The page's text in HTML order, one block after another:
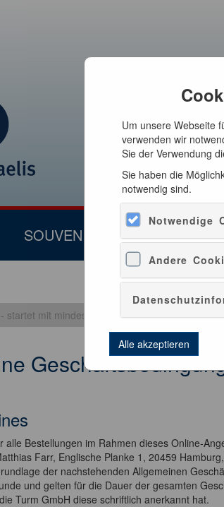
Um unsere Webseite
verwenden wir
Sie der Verwendung
Sie haben die
notwendig sind.
Notwendige
Andere
Alle akzeptieren
SOUVENIRS
alle Bestellungen im Rahmen dieses Online-
Farr, Englische Planke 1, 20459
der nachstehenden Allgemeinen
und gelten für die Dauer der gesamten
Turm GmbH diese schriftlich anerkannt hat.